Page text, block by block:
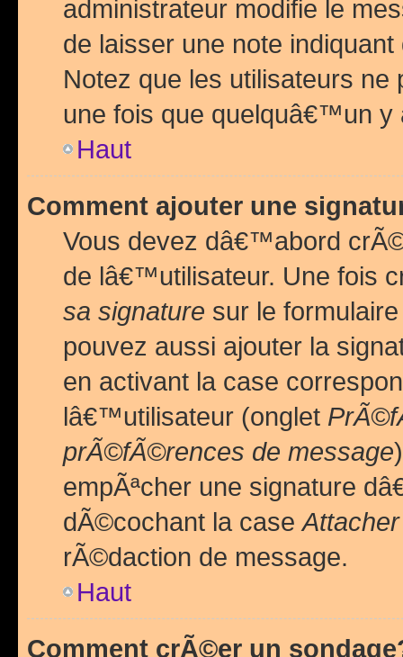
administrateur modifie le
de laisser une note
Notez que les utilisateurs
une fois que quelquâ€™un y
Haut
Comment ajouter une
Vous devez dâ€™abord
de lâ€™utilisateur. Une fois
sa signature sur le
pouvez aussi ajouter la
en activant la case
lâ€™utilisateur (onglet
prÃ©fÃ©rences de message
empÃªcher une signature
dÃ©cochant la case
rÃ©daction de message.
Haut
Comment crÃ©er un